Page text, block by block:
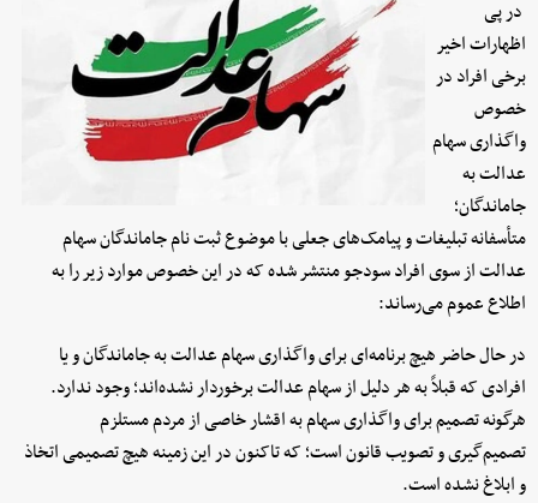
در پی
اظهارات اخیر
برخی افراد در
خصوص
واگذاری سهام
عدالت به
جاماندگان؛
متأسفانه تبلیغات و پیامک­‌های جعلی با موضوع ثبت ­نام جاماندگان سهام
عدالت از سوی افراد سودجو منتشر شده که در این خصوص موارد زیر را به
اطلاع عموم می‌­رساند:
در حال حاضر هیچ برنامه‌­ای برای واگذاری سهام عدالت به جاماندگان و یا
افرادی که قبلاً به هر دلیل از سهام عدالت برخوردار نشده‌­اند؛ وجود ندارد.
هرگونه تصمیم برای واگذاری سهام به اقشار خاصی از مردم مستلزم
تصمیم‌گیری و تصویب قانون است؛ که تاکنون در این زمینه هیچ تصمیمی اتخاذ
و ابلاغ نشده است.